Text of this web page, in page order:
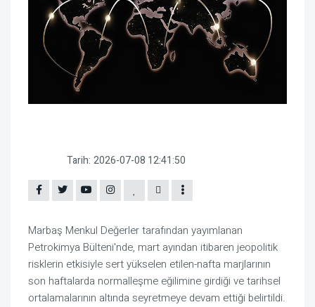
Tarih: 2026-07-08 12:41:50
Marbaş Menkul Değerler tarafından yayımlanan
Petrokimya Bülteni'nde, mart ayından itibaren jeopolitik
risklerin etkisiyle sert yükselen etilen-nafta marjlarının
son haftalarda normalleşme eğilimine girdiği ve tarihsel
ortalamalarının altında seyretmeye devam ettiği belirtildi.